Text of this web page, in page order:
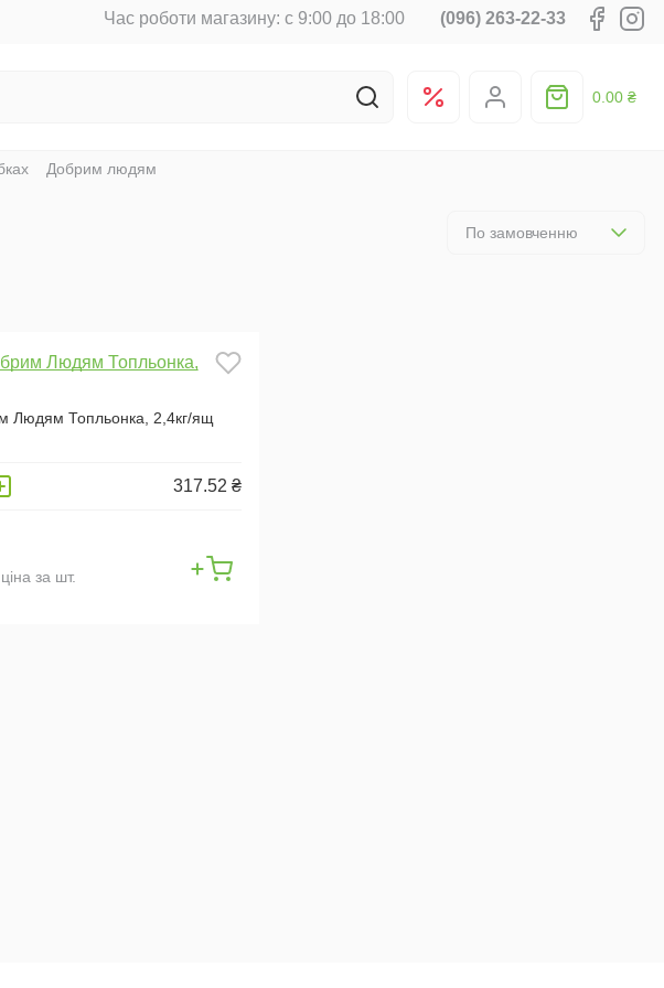
Час роботи магазину: с 9:00 до 18:00 (096) 263-22-33
0.00 ₴
Добрим людям
По замовченню
Людям Топльонка, 2,4кг/ящ
317.52 ₴
ціна за шт.